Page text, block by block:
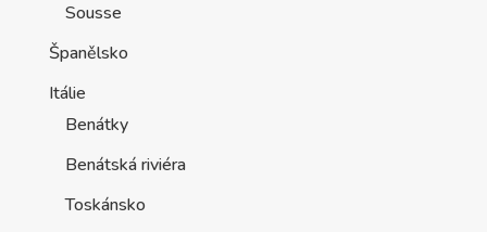
Sousse
Španělsko
Itálie
Benátky
Benátská riviéra
Toskánsko